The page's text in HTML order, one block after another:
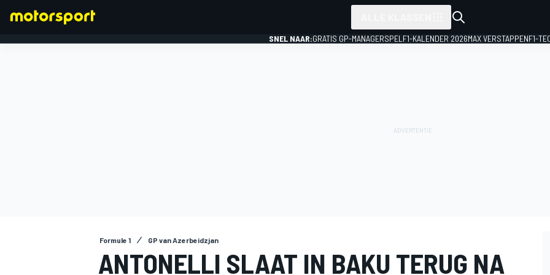
SNEL NAAR:GRATIS GP-MANAGERSPEL F1-KALENDER 2026MAX VERSTAPPENF1-
Formule 1 GP van Azerbeidzjan
ANTONELLI SLAAT IN BAKU TERUG NA